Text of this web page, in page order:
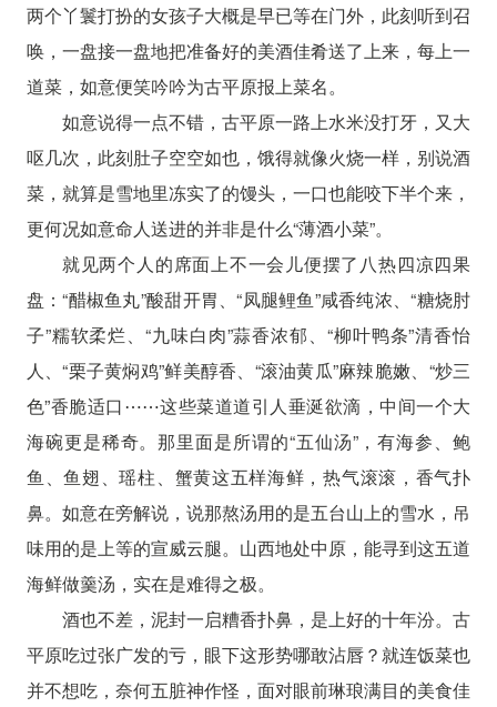
两个丫鬟打扮的女孩子大概是早已等在门外，此刻听到召
唤，一盘接一盘地把准备好的美酒佳肴送了上来，每上一
道菜，如意便笑吟吟为古平原报上菜名。
如意说得一点不错，古平原一路上水米没打牙，又大
呕几次，此刻肚子空空如也，饿得就像火烧一样，别说酒
菜，就算是雪地里冻实了的馒头，一口也能咬下半个来，
更何况如意命人送进的并非是什么“薄酒小菜”。
就见两个人的席面上不一会儿便摆了八热四凉四果
盘：“醋椒鱼丸”酸甜开胃、“凤腿鲤鱼”咸香纯浓、“糖烧肘
子”糯软柔烂、“九味白肉”蒜香浓郁、“柳叶鸭条”清香怡
人、“栗子黄焖鸡”鲜美醇香、“滚油黄瓜”麻辣脆嫩、“炒三
色”香脆适口⋯⋯这些菜道道引人垂涎欲滴，中间一个大
海碗更是稀奇。那里面是所谓的“五仙汤”，有海参、鲍
鱼、鱼翅、瑶柱、蟹黄这五样海鲜，热气滚滚，香气扑
鼻。如意在旁解说，说那熬汤用的是五台山上的雪水，吊
味用的是上等的宣威云腿。山西地处中原，能寻到这五道
海鲜做羹汤，实在是难得之极。
酒也不差，泥封一启糟香扑鼻，是上好的十年汾。古
平原吃过张广发的亏，眼下这形势哪敢沾唇？就连饭菜也
并不想吃，奈何五脏神作怪，面对眼前琳琅满目的美食佳